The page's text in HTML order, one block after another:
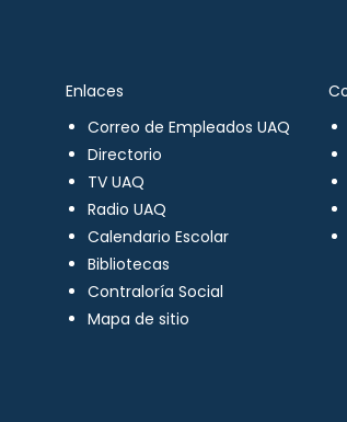
Enlaces
Correo de Empleados UAQ
Directorio
TV UAQ
Radio UAQ
Calendario Escolar
Bibliotecas
Contraloría Social
Mapa de sitio